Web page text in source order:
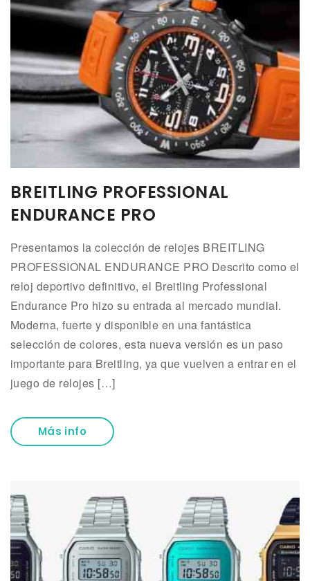
BREITLING PROFESSIONAL
ENDURANCE PRO
Presentamos la colección de relojes BREITLING
PROFESSIONAL ENDURANCE PRO Descrito como el
reloj deportivo definitivo, el Breitling Professional
Endurance Pro hizo su entrada al mercado mundial.
Moderna, fuerte y disponible en una fantástica
selección de colores, esta nueva versión es un paso
importante para Breitling, ya que vuelven a entrar en el
juego de relojes […]
Más info